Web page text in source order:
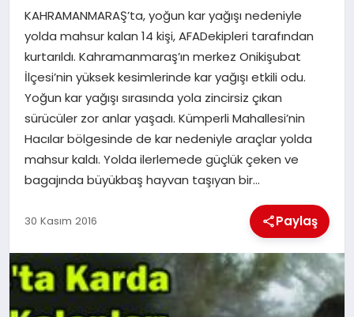
SAĞLIK
GENEL
SPOR
İLÇE HABERLERI
YAZARLAR
KAHRAMANMARAŞ’ta, yoğun kar yağışı nedeniyle
yolda mahsur kalan 14 kişi, AFADekipleri tarafından
kurtarıldı. Kahramanmaraş’ın merkez Onikişubat
İlçesi’nin yüksek kesimlerinde kar yağışı etkili odu.
Yoğun kar yağışı sırasında yola zincirsiz çıkan
sürücüler zor anlar yaşadı. Kümperli Mahallesi’nin
Hacılar bölgesinde de kar nedeniyle araçlar yolda
mahsur kaldı. Yolda ilerlemede güçlük çeken ve
bagajında büyükbaş hayvan taşıyan bir…
30 Kasım 2016 Paylaş